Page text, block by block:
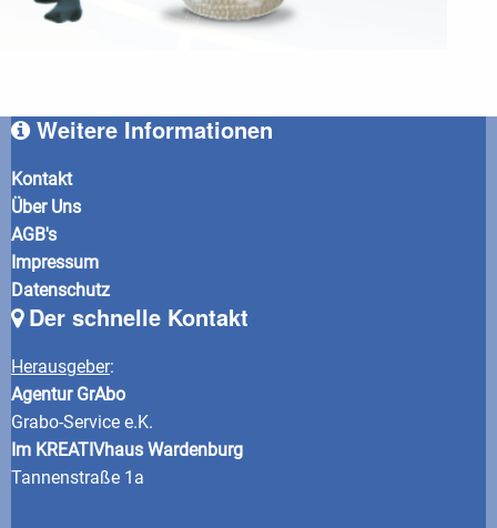
Weitere Informationen
Kontakt
Über Uns
AGB's
Impressum
Datenschutz
Der schnelle Kontakt
Herausgeber:
Agentur GrAbo
Grabo-Service e.K.
Im KREATIVhaus Wardenburg
Tannenstraße 1a